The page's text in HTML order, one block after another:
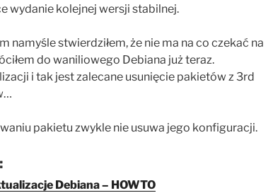
wydanie kolejnej wersji stabilnej.
namyśle stwierdziłem, że nie ma na co czekać na
do waniliowego Debiana już teraz.
i tak jest zalecane usunięcie pakietów z 3rd
pakietu zwykle nie usuwa jego konfiguracji.
Debiana – HOWTO